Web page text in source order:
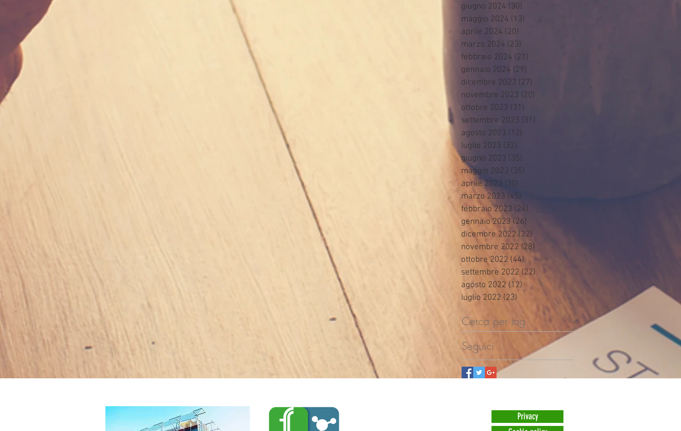
giugno 2024 (30)
maggio 2024 (13)
aprile 2024 (20)
marzo 2024 (23)
febbraio 2024 (21)
gennaio 2024 (29)
dicembre 2023 (27)
novembre 2023 (20)
ottobre 2023 (31)
settembre 2023 (31)
agosto 2023 (12)
luglio 2023 (32)
giugno 2023 (35)
maggio 2023 (35)
aprile 2023 (30)
marzo 2023 (45)
febbraio 2023 (24)
gennaio 2023 (26)
dicembre 2022 (22)
novembre 2022 (28)
ottobre 2022 (44) 44 post
settembre 2022 (22) 22 post
agosto 2022 (12) 12 post
luglio 2022 (23)
Cerca per tag
Seguici
Privacy